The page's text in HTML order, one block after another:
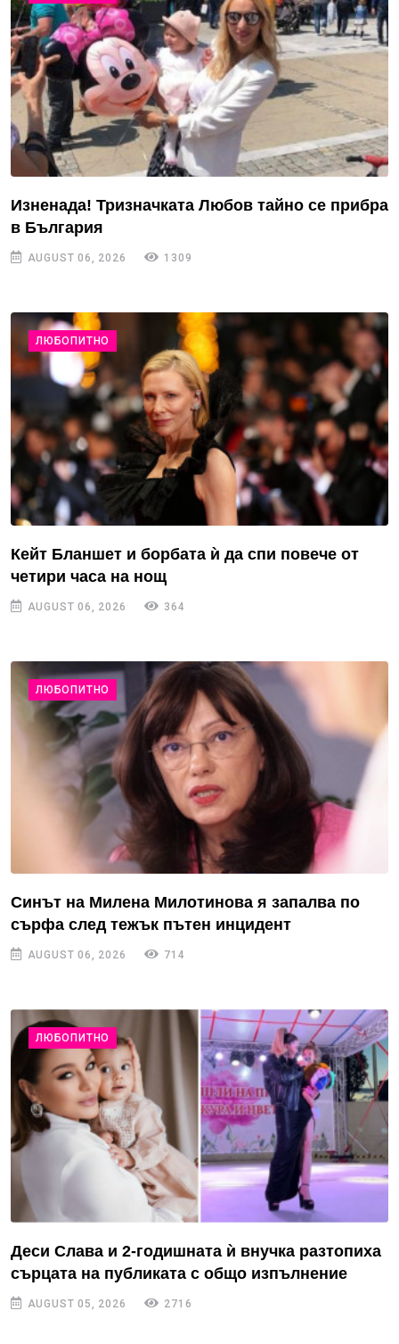
Изненада! Тризначката Любов тайно се прибра
в България
AUGUST 06, 2026 1309
ЛЮБОПИТНО
Кейт Бланшет и борбата ѝ да спи повече от
четири часа на нощ
AUGUST 06, 2026 364
ЛЮБОПИТНО
Синът на Милена Милотинова я запалва по
сърфа след тежък пътен инцидент
AUGUST 06, 2026 714
ЛЮБОПИТНО
Деси Слава и 2-годишната ѝ внучка разтопиха
сърцата на публиката с общо изпълнение
AUGUST 05, 2026 2716